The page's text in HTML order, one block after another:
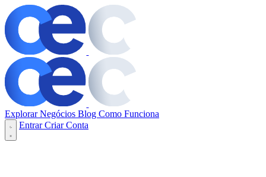
Explorar Negócios Blog Como Funciona
EntrarCriar Conta